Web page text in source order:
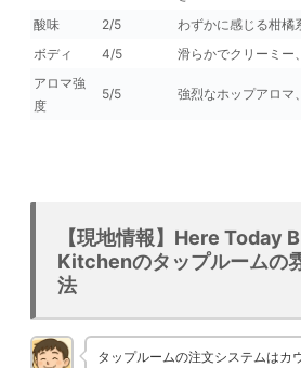
酸味
2/5
わずかに感じる柑橘
ボディ
4/5
滑らかでクリーミー
アロマ強
度
5/5 強烈なホップアロマ
【現地情報】Here Today
Kitchenのタップルームの
法
タップルームの注文システムはカ